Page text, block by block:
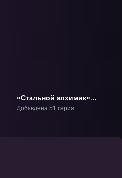
«Стальной алхимик»
ТВ-1
Добавлена 51 серия